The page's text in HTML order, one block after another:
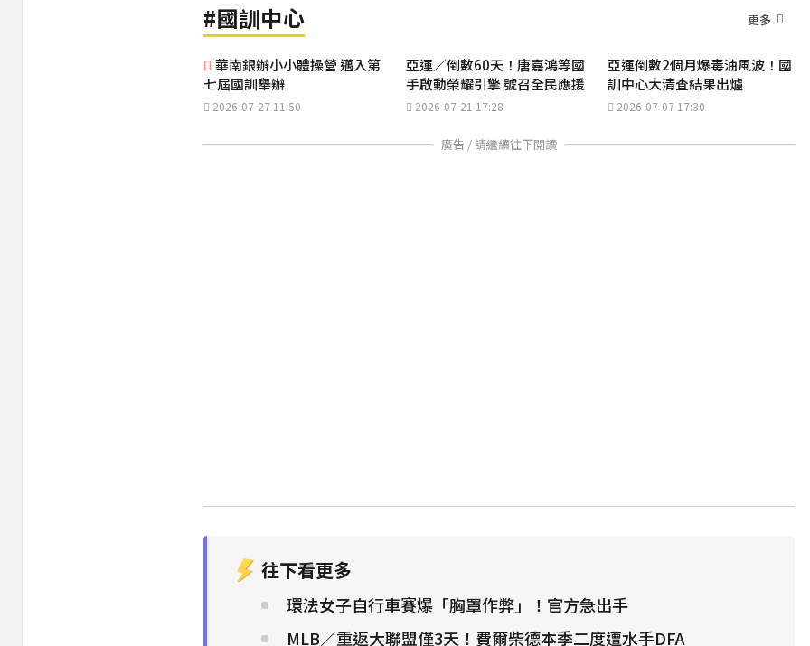
#國訓中心 更多
華南銀辦小小體操營 邁入第
七屆國訓舉辦
2026-07-27 11:50
亞運／倒數60天！唐嘉鴻等國
手啟動榮耀引擎 號召全民應援
2026-07-21 17:28
亞運倒數2個月爆毒油風波！國
訓中心大清查結果出爐
2026-07-07 17:30
廣告 / 請繼續往下閱讀
往下看更多
環法女子自行車賽爆「胸罩作弊」！官方急出手
MLB／重返大聯盟僅3天！費爾柴德本季二度遭水手DFA